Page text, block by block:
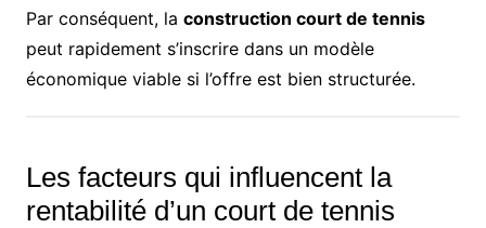
Par conséquent, la construction court de tennis
peut rapidement s’inscrire dans un modèle
économique viable si l’offre est bien structurée.
Les facteurs qui influencent la
rentabilité d’un court de tennis